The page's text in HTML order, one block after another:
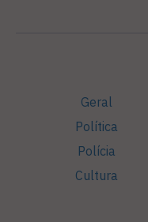
Geral
Política
Polícia
Cultura